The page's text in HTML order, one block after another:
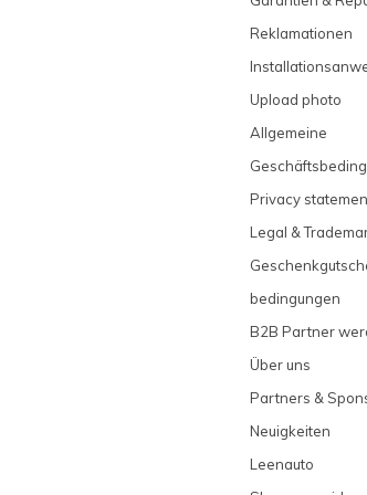
Reklamationen
Upload photo
Allgemeine
Privacy
Legal &
bedingungen
B2B Partner
Über uns
Partners &
Neuigkeiten
Leenauto